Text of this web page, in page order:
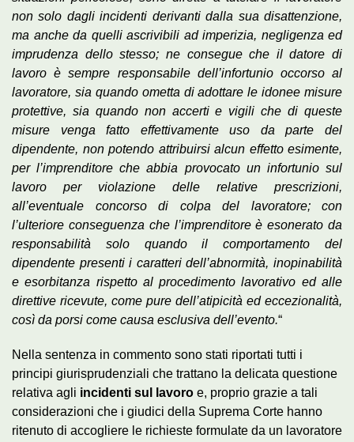
non solo dagli incidenti derivanti dalla sua disattenzione,
ma anche da quelli ascrivibili ad imperizia, negligenza ed
imprudenza dello stesso; ne consegue che il datore di
lavoro è sempre responsabile dell’infortunio occorso al
lavoratore, sia quando ometta di adottare le idonee misure
protettive, sia quando non accerti e vigili che di queste
misure venga fatto effettivamente uso da parte del
dipendente, non potendo attribuirsi alcun effetto esimente,
per l’imprenditore che abbia provocato un infortunio sul
lavoro per violazione delle relative prescrizioni,
all’eventuale concorso di colpa del lavoratore; con
l’ulteriore conseguenza che l’imprenditore è esonerato da
responsabilità solo quando il comportamento del
dipendente presenti i caratteri dell’abnormità, inopinabilità
e esorbitanza rispetto al procedimento lavorativo ed alle
direttive ricevute, come pure dell’atipicità ed eccezionalità,
così da porsi come causa esclusiva dell’evento.“
Nella sentenza in commento sono stati riportati tutti i
principi giurisprudenziali che trattano la delicata questione
relativa agli incidenti sul lavoro e, proprio grazie a tali
considerazioni che i giudici della Suprema Corte hanno
ritenuto di accogliere le richieste formulate da un lavoratore